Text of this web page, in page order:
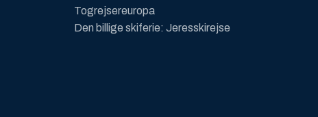
Togrejsereuropa
Den billige skiferie: Jeresskirejse